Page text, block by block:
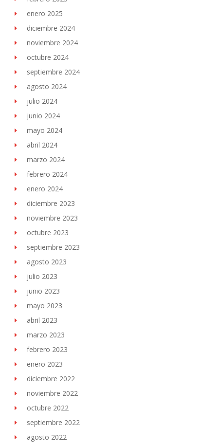
enero 2025
diciembre 2024
noviembre 2024
octubre 2024
septiembre 2024
agosto 2024
julio 2024
junio 2024
mayo 2024
abril 2024
marzo 2024
febrero 2024
enero 2024
diciembre 2023
noviembre 2023
octubre 2023
septiembre 2023
agosto 2023
julio 2023
junio 2023
mayo 2023
abril 2023
marzo 2023
febrero 2023
enero 2023
diciembre 2022
noviembre 2022
octubre 2022
septiembre 2022
agosto 2022